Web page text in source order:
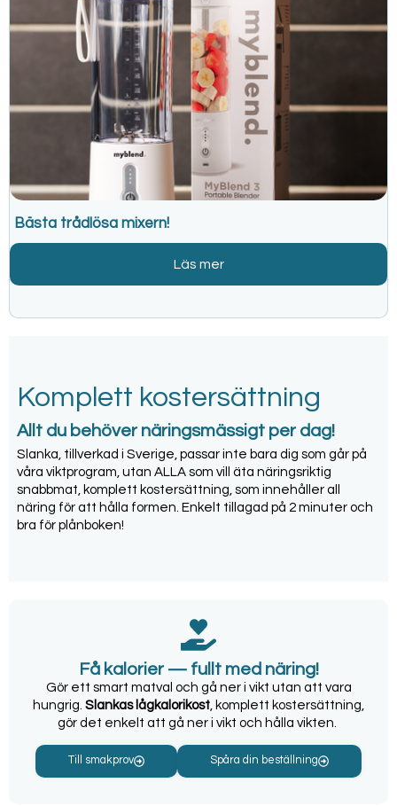
Bästa trådlösa mixern!
Läs mer
Komplett kostersättning
Allt du behöver näringsmässigt per dag!
Slanka, tillverkad i Sverige, passar inte bara dig som går på
våra viktprogram, utan ALLA som vill äta näringsriktig
snabbmat, komplett kostersättning, som innehåller all
näring för att hålla formen. Enkelt tillagad på 2 minuter och
bra för plånboken!
Få kalorier — fullt med näring!
Gör ett smart matval och gå ner i vikt utan att vara
hungrig. Slankas lågkalorikost , komplett kostersättning,
gör det enkelt att gå ner i vikt och hålla vikten.
Till smakprov Spåra din beställning